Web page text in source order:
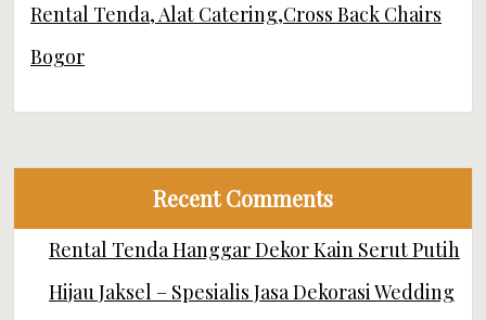
Rental Tenda, Alat Catering,Cross Back Chairs
Bogor
Recent Comments
Rental Tenda Hanggar Dekor Kain Serut Putih
Hijau Jaksel – Spesialis Jasa Dekorasi Wedding